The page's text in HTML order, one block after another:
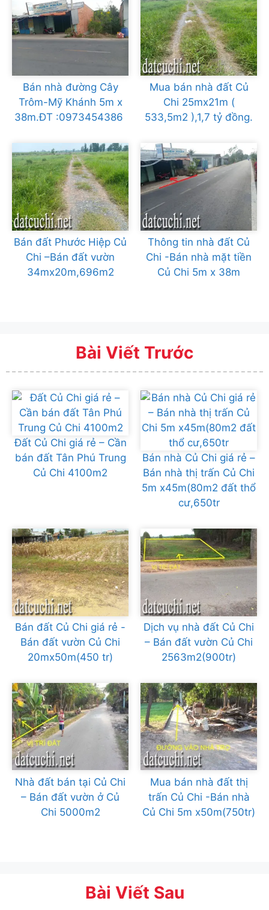
Bán nhà đường Cây
Trôm-Mỹ Khánh 5m x
38m.ĐT :0973454386
Mua bán nhà đất Củ
Chi 25mx21m (
533,5m2 ),1,7 tỷ đồng.
Bán đất Phước Hiệp Củ
Chi –Bán đất vườn
34mx20m,696m2
Thông tin nhà đất Củ
Chi -Bán nhà mặt tiền
Củ Chi 5m x 38m
Bài Viết Trước
Đất Củ Chi giá rẻ – Cần
bán đất Tân Phú Trung
Củ Chi 4100m2
Bán nhà Củ Chi giá rẻ –
Bán nhà thị trấn Củ Chi
5m x45m(80m2 đất thổ
cư,650tr
Bán đất Củ Chi giá rẻ -
Bán đất vườn Củ Chi
20mx50m(450 tr)
Dịch vụ nhà đất Củ Chi
– Bán đất vườn Củ Chi
2563m2(900tr)
Nhà đất bán tại Củ Chi
– Bán đất vườn ở Củ
Chi 5000m2
Mua bán nhà đất thị
trấn Củ Chi -Bán nhà
Củ Chi 5m x50m(750tr)
Bài Viết Sau